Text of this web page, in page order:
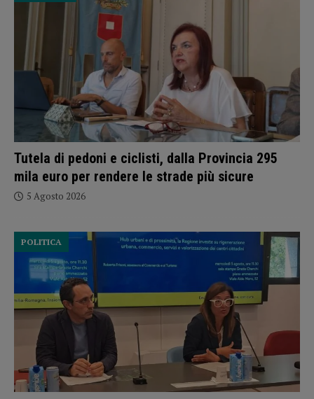
Tutela di pedoni e ciclisti, dalla Provincia 295
mila euro per rendere le strade più sicure
5 Agosto 2026
POLITICA